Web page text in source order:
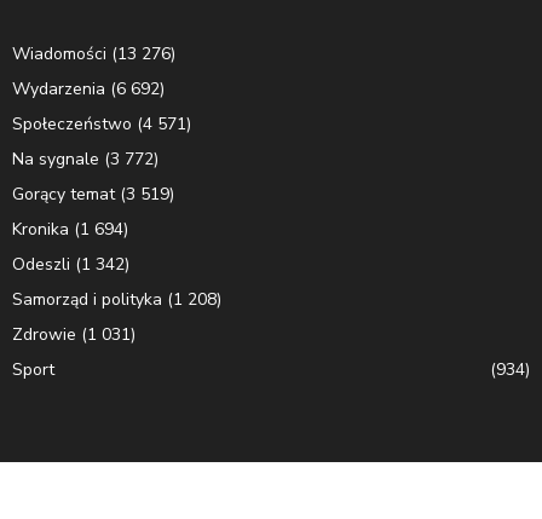
Wiadomości (13 276)
Wydarzenia (6 692)
Społeczeństwo (4 571)
Na sygnale (3 772)
Gorący temat(3 519)
Kronika (1 694)
Odeszli (1 342)
Samorząd i polityka (1 208)
Zdrowie (1 031)
Sport
(934)